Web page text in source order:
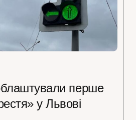
перше
у Львові